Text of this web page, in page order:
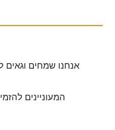
אנחנו שמחים
המעוניינים